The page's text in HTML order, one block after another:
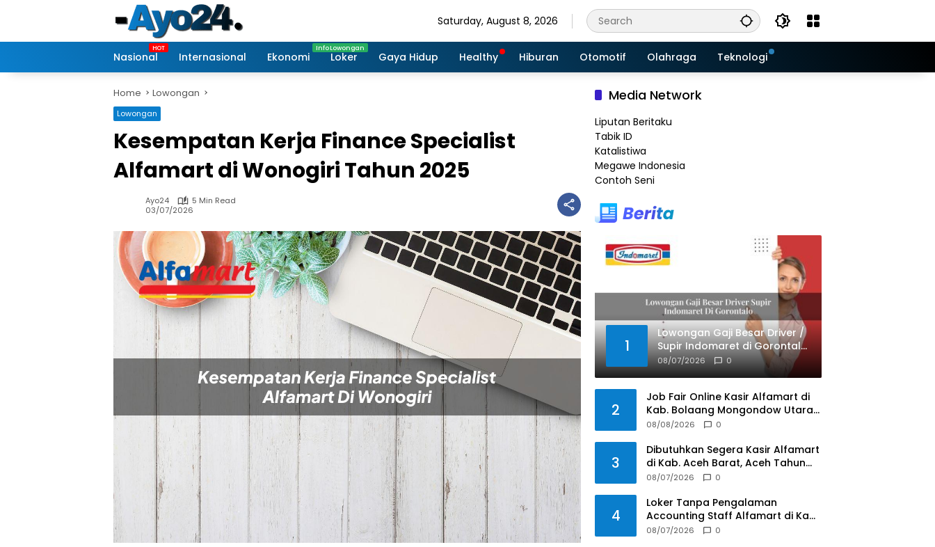
Saturday, August 8, 2026
Nasional Internasional Ekonomi Loker Gaya Hidup Healthy Hiburan Otomotif Olahraga Teknologi
Home Lowongan
Lowongan
Kesempatan Kerja Finance Specialist
Alfamart di Wonogiri Tahun 2025
Ayo24
5 Min Read
03/07/2026
Media Network
Liputan Beritaku
Tabik ID
Katalistiwa
Megawe Indonesia
Contoh Seni
1
Lowongan Gaji Besar Driver /
Supir Indomaret di Gorontalo
Tahun 2025
08/07/2026 0
2
Job Fair Online Kasir Alfamart di
Kab. Bolaang Mongondow Utara,
Sulawesi Utara Tahun 2025
08/08/2026 0
3
Dibutuhkan Segera Kasir Alfamart
di Kab. Aceh Barat, Aceh Tahun
2025
08/07/2026 0
4
Loker Tanpa Pengalaman
Accounting Staff Alfamart di Kab.
Kediri, Jawa Timur Tahun 2025
08/07/2026 0